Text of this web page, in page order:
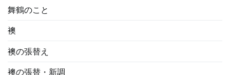
舞鶴のこと
襖
襖の張替え
襖の張替・新調